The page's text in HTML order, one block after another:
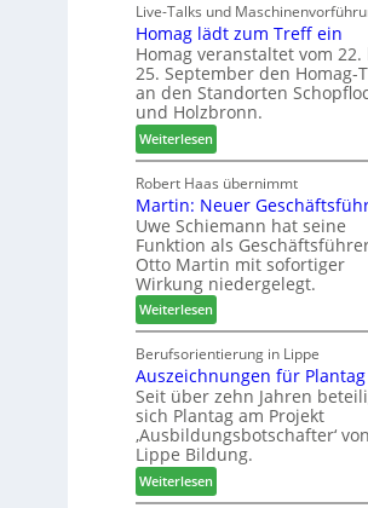
n
a
u
s
f
ü
r
W
e
m
h
ö
n
e
r
c
h
e
n
s
t
a
u
r
a
u
m
-
S
o
r
t
i
m
e
n
t
Live-Talks und
Homag lädt zum Treff ein
Homag veranstaltet vom 22.
25. September den Homag-
an den Standorten
und Holzbronn.
Weiterlesen:
H
o
m
a
g
l
ä
d
t
z
u
m
T
r
e
f
Robert Haas übernimmt
Martin: Neuer
Uwe Schiemann hat seine
Funktion als
Otto Martin mit sofortiger
Wirkung niedergelegt.
Weiterlesen:
M
a
r
t
i
n
:
N
e
Berufsorientierung in Lippe
Auszeichnungen für Plantag
Seit über zehn Jahren
sich Plantag am Projekt
‚Ausbildungsbotschafter‘ von
Lippe Bildung.
Weiterlesen:
A